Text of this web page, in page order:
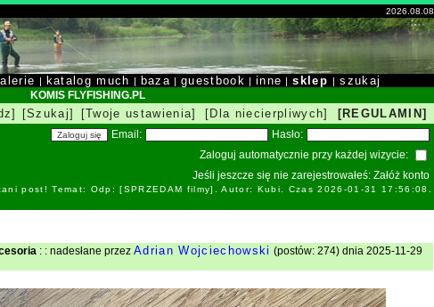
2026.08.08
| katalog much | baza | guestbook | inne |sklep |szukaj
KOMIS FLYFISHING.PL
[Szukaj] [Twoje ustawienia] [Dla niecierpliwych] [REGULAMIN]
Email:
Hasło:
Zaloguj automatycznie przy każdej wizycie:
Jeśli jeszcze się nie zarejestrowałeś: Załóż konto
post! Temat: Odp: [SPRZEDAM filmy]. Autor: Kubi. Czas 2026-01-31 17:56:08.
: : nadesłane przez Adrian Wojciechowski (postów: 274) dnia 2025-11-29